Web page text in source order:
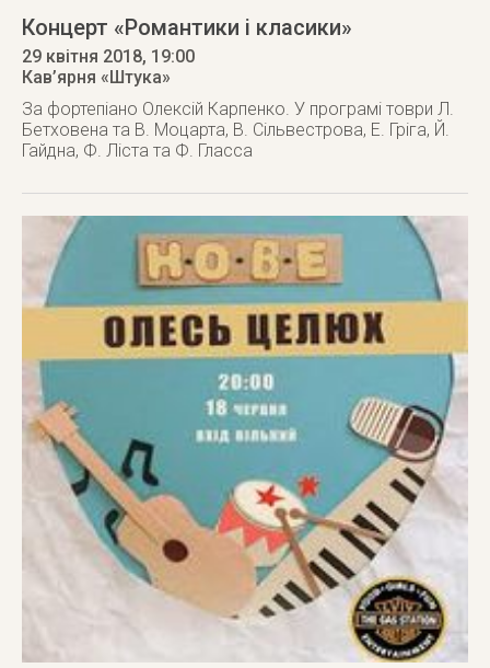
Концерт «Романтики і класики»
29 квітня 2018, 19:00
Кав’ярня «Штука»
За фортепіано Олексій Карпенко. У програмі товри Л.
Бетховена та В. Моцарта, В. Сільвестрова, Е. Гріга, Й.
Гайдна, Ф. Ліста та Ф. Гласса